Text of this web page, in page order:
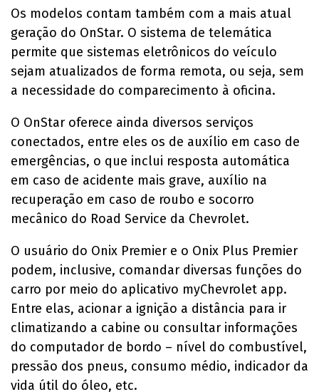
Os modelos contam também com a mais atual
geração do OnStar. O sistema de telemática
permite que sistemas eletrônicos do veículo
sejam atualizados de forma remota, ou seja, sem
a necessidade do comparecimento à oficina.
O OnStar oferece ainda diversos serviços
conectados, entre eles os de auxílio em caso de
emergências, o que inclui resposta automática
em caso de acidente mais grave, auxílio na
recuperação em caso de roubo e socorro
mecânico do Road Service da Chevrolet.
O usuário do Onix Premier e o Onix Plus Premier
podem, inclusive, comandar diversas funções do
carro por meio do aplicativo myChevrolet app.
Entre elas, acionar a ignição a distância para ir
climatizando a cabine ou consultar informações
do computador de bordo – nível do combustível,
pressão dos pneus, consumo médio, indicador da
vida útil do óleo, etc.